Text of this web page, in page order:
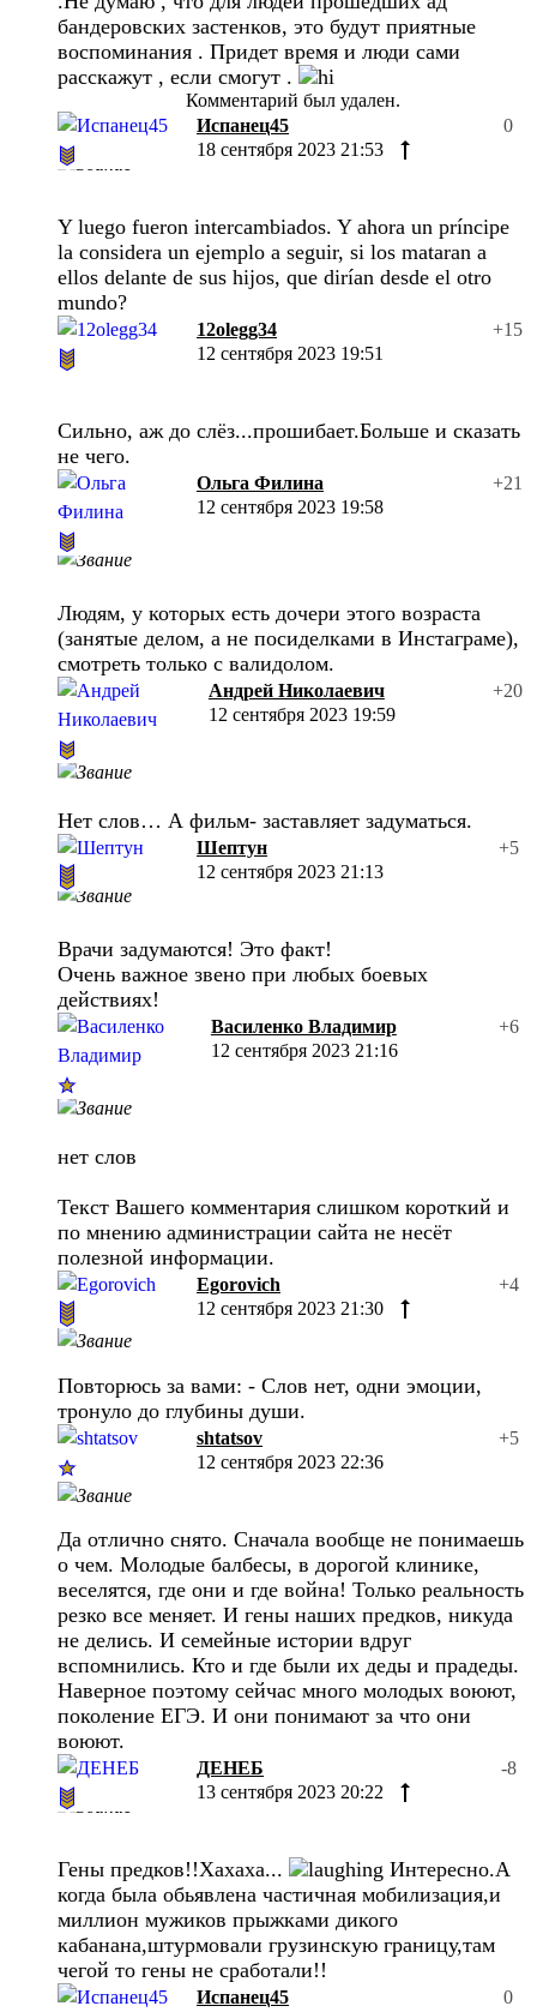
бандеровских застенков, это будут приятные
воспоминания . Придет время и люди сами
расскажут , если смогут .
Комментарий был удален.
Испанец45
0
18 сентября 2023 21:53
Y luego fueron intercambiados. Y ahora un príncipe
la considera un ejemplo a seguir, si los mataran a
ellos delante de sus hijos, que dirían desde el otro
mundo?
12olegg34
+15
12 сентября 2023 19:51
Сильно, аж до слёз...прошибает.Больше и сказать
не чего.
Ольга Филина
+21
12 сентября 2023 19:58
Людям, у которых есть дочери этого возраста
(занятые делом, а не посиделками в Инстаграме),
смотреть только с валидолом.
Андрей Николаевич
+20
12 сентября 2023 19:59
Нет слов… А фильм- заставляет задуматься.
Шептун
+5
12 сентября 2023 21:13
Врачи задумаются! Это факт!
Очень важное звено при любых боевых
действиях!
Василенко Владимир
+6
12 сентября 2023 21:16
нет слов
Текст Вашего комментария слишком короткий и
по мнению администрации сайта не несёт
полезной информации.
Egorovich
+4
12 сентября 2023 21:30
Повторюсь за вами: - Слов нет, одни эмоции,
тронуло до глубины души.
shtatsov
+5
12 сентября 2023 22:36
Да отлично снято. Сначала вообще не понимаешь
о чем. Молодые балбесы, в дорогой клинике,
веселятся, где они и где война! Только реальность
резко все меняет. И гены наших предков, никуда
не делись. И семейные истории вдруг
вспомнились. Кто и где были их деды и прадеды.
Наверное поэтому сейчас много молодых воюют,
поколение ЕГЭ. И они понимают за что они
воюют.
ДЕНЕБ
-8
13 сентября 2023 20:22
Гены предков!!Хахаха...
Интересно.А
когда была обьявлена частичная мобилизация,и
миллион мужиков прыжками дикого
кабанана,штурмовали грузинскую границу,там
чегой то гены не сработали!!
Испанец45
0